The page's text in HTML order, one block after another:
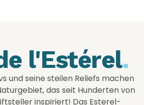
l'Estérel.
und seine steilen Reliefs machen
das seit Hunderten von
inspiriert! Das Esterel-